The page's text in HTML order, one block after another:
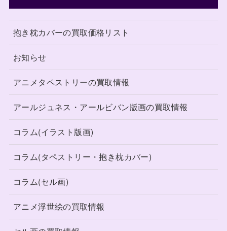
抱き枕カバーの買取価格リスト
お知らせ
アニメタペストリーの買取情報
アールジュネス・アールビバン版画の買取情報
コラム(イラスト版画)
コラム(タペストリー・抱き枕カバー)
コラム(セル画)
アニメ浮世絵の買取情報